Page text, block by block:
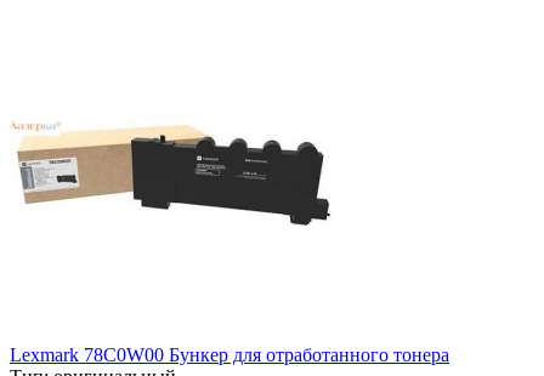
Lexmark 78C0W00 Бункер для отработанного тонера